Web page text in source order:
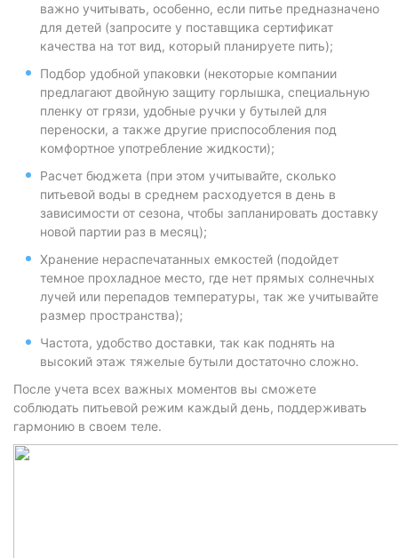
важно учитывать, особенно, если питье предназначено
для детей (запросите у поставщика сертификат
качества на тот вид, который планируете пить);
Подбор удобной упаковки (некоторые компании
предлагают двойную защиту горлышка, специальную
пленку от грязи, удобные ручки у бутылей для
переноски, а также другие приспособления под
комфортное употребление жидкости);
Расчет бюджета (при этом учитывайте, сколько
питьевой воды в среднем расходуется в день в
зависимости от сезона, чтобы запланировать доставку
новой партии раз в месяц);
Хранение нераспечатанных емкостей (подойдет
темное прохладное место, где нет прямых солнечных
лучей или перепадов температуры, так же учитывайте
размер пространства);
Частота, удобство доставки, так как поднять на
высокий этаж тяжелые бутыли достаточно сложно.
После учета всех важных моментов вы сможете
соблюдать питьевой режим каждый день, поддерживать
гармонию в своем теле.